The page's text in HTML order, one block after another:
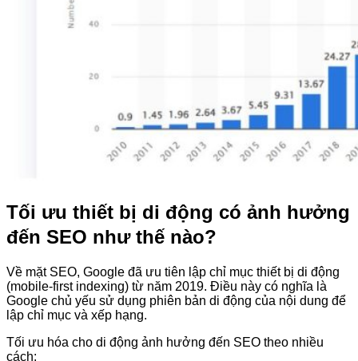
Tối ưu thiết bị di động có ảnh hưởng
đến SEO như thế nào?
Về mặt SEO, Google đã ưu tiên lập chỉ mục thiết bị di động
(mobile-first indexing) từ năm 2019. Điều này có nghĩa là
Google chủ yếu sử dụng phiên bản di động của nội dung để
lập chỉ mục và xếp hạng.
Tối ưu hóa cho di động ảnh hưởng đến SEO theo nhiều
cách: